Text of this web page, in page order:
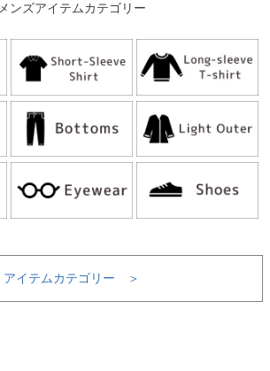
メンズアイテムカテゴリー
アイテムカテゴリー ＞